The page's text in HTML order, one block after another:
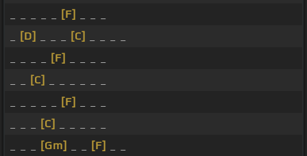
[F]
[D] [C]
[F]
[C]
[F]
[C]
[Gm] [F]